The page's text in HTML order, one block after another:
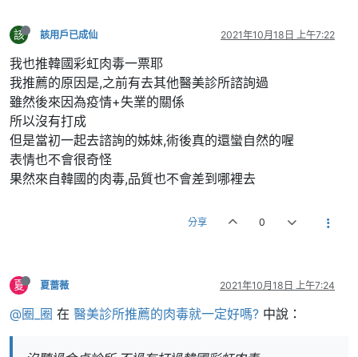
該 該用戶已成仙 2021年10月18日 上午7:22
我也推韓國彩虹肉毒一票耶
我推薦的原因是,之前有去其他醫美診所諮詢過
雖然後來因為疫情+失業的關係
所以沒有打成
但是當初一起去諮詢的姊妹,術後真的還蠻自然的喔
表情也不會很奇怪
果然來自韓國的肉毒,品質也不會差到哪裡去
分享 0
夏 夏蔷薇 2021年10月18日 上午7:24
@圈_圈 在 醫美診所推薦的肉毒就一定好嗎? 中說：